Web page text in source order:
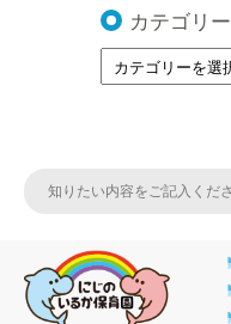
カテゴリー